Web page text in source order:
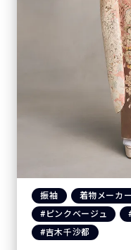
振袖 着物メーカ
#ピンクベージュ
#吉木千沙都